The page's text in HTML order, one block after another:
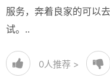
服务，奔着良家的可以
试。..
0人推荐 >